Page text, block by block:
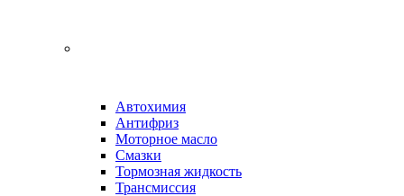
Автохимия
Антифриз
Моторное масло
Смазки
Тормозная жидкость
Трансмиссия